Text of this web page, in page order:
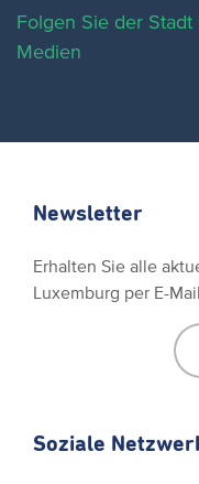
Folgen Sie der
Medien
Newsletter
Erhalten Sie alle
Luxemburg per E-
Soziale